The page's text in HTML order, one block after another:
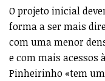
O projeto inicial
forma a ser mais
com uma menor
e com mais acessos
Pinheirinho «tem